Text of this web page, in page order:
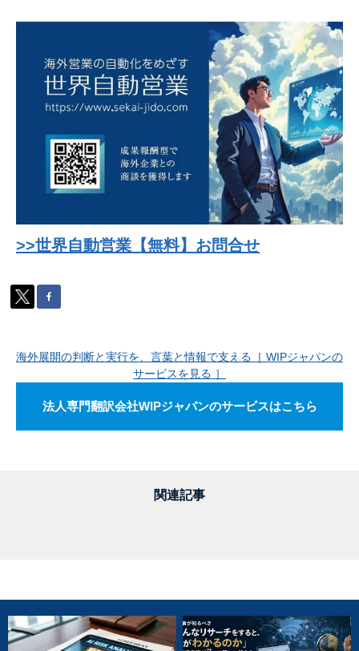
>>世界自動営業【無料】お問合せ
海外展開の判断と実行を、言葉と情報で支える［ WIPジャパンの
サービスを見る ］
法人専門翻訳会社WIPジャパンのサービスはこちら
関連記事